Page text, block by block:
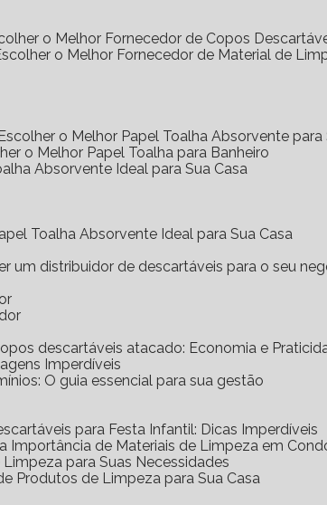
o Melhor Fornecedor de Copos
o Melhor Fornecedor de Material de
Escolher o Melhor Papel Toalha Absorvente para
o Melhor Papel Toalha para Banheiro
Absorvente Ideal para Sua Casa
Toalha Absorvente Ideal para Sua Casa
um distribuidor de descartáveis para o seu
Copos descartáveis atacado: Economia e
Imperdíveis
O guia essencial para sua gestão
para Festa Infantil: Dicas Imperdíveis
a Importância de Materiais de Limpeza em
Limpeza para Suas Necessidades
Produtos de Limpeza para Sua Casa